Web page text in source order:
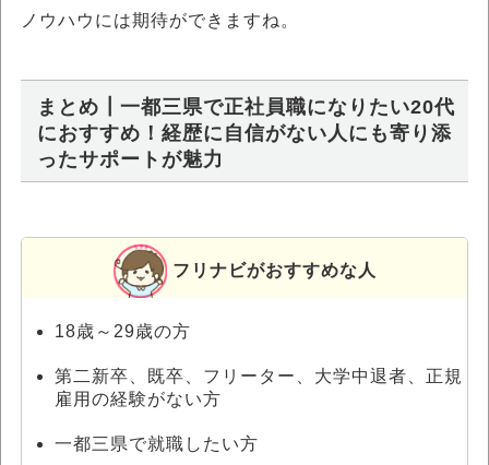
ノウハウには期待ができますね。
まとめ┃一都三県で正社員職になりたい20代
におすすめ！経歴に自信がない人にも寄り添
ったサポートが魅力
フリナビがおすすめな人
18歳～29歳の方
第二新卒、既卒、フリーター、大学中退者、正規
雇用の経験がない方
一都三県で就職したい方